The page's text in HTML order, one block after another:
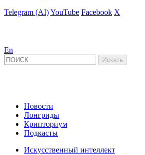
Telegram (AI)YouTube Facebook X
En
Новости
Лонгриды
Крипториум
Подкасты
Искусственный интеллект